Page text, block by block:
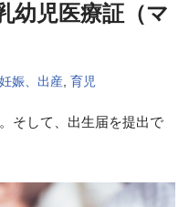
幼児医療証（マ
妊娠、出産, 育児
そして、出生届を提出で